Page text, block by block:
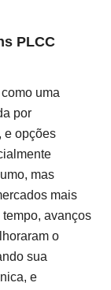
PLCC
uma
por
e opções
mas
mais
avanços
o
sua
e